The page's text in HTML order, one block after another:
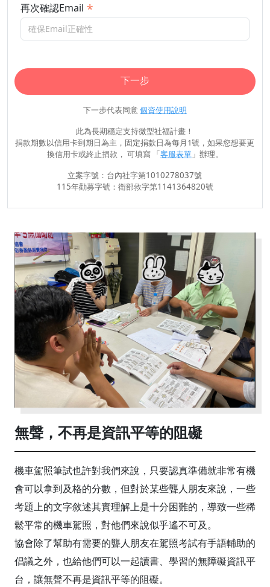
再次確認Email
下一步
下一步代表同意個資使用說明
此為長期穩定支持微型社福計畫！
捐款期數以信用卡到期日為主，固定捐款日為每月1號，如果您想要更
換信用卡或終止捐款， 可填寫 「客服表單」辦理。
立案字號：台內社字第1010278037號
115年勸募字號：衛部救字第1141364820號
無聲，不再是資訊平等的阻礙
機車駕照筆試也許對我們來說，只要認真準備就非常有機
會可以拿到及格的分數，但對於某些聾人朋友來說，一些
考題上的文字敘述其實理解上是十分困難的，導致一些稀
鬆平常的機車駕照，對他們來說似乎遙不可及。
協會除了幫助有需要的聾人朋友在駕照考試有手語輔助的
倡議之外，也給他們可以一起讀書、學習的無障礙資訊平
台，讓無聲不再是資訊平等的阻礙。